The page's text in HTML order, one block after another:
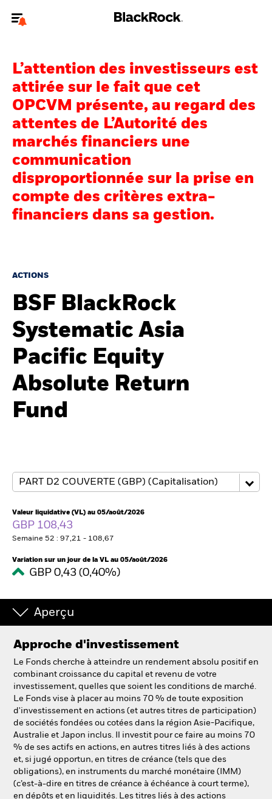
Pour accéder directement à un autre site BlackRock, veuillez mettre à
jourvotre type d'utilisateur
Nous connaître
Produits
Thèmes
Education
France
BlackRock
iShares
Aladdin
Notre société
L’attention des investisseurs est
attirée sur le fait que cet
OPCVM présente, au regard des
attentes de L’Autorité des
marchés financiers une
communication
disproportionnée sur la prise en
compte des critères extra-
financiers dans sa gestion.
ACTIONS
BSF BlackRock
Systematic Asia
Pacific Equity
Absolute Return
Fund
Valeur liquidative (VL) au 05/août/2026
GBP 108,43
Semaine 52 : 97,21 - 108,67
Variation sur un jour de la VL au 05/août/2026
GBP 0,43 (0,40%)
Aperçu
Approche d'investissement
Le Fonds cherche à atteindre un rendement absolu positif en
combinant croissance du capital et revenu de votre
investissement, quelles que soient les conditions de marché.
Le Fonds vise à placer au moins 70 % de toute exposition
d'investissement en actions (et autres titres de participation)
de sociétés fondées ou cotées dans la région Asie-Pacifique,
Australie et Japon inclus. Il investit pour ce faire au moins 70
% de ses actifs en actions, en autres titres liés à des actions
et, si jugé opportun, en titres de créance (tels que des
obligations), en instruments du marché monétaire (IMM)
(c’est-à-dire en titres de créance à échéance à court terme),
en dépôts et en liquidités. Les titres liés à des actions